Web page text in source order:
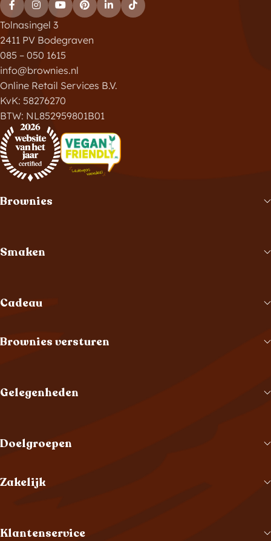
Tolnasingel 3
2411 PV Bodegraven
085 – 050 1615
info@brownies.nl
Online Retail Services B.V.
KvK: 58276270
BTW: NL852959801B01
Brownies
Smaken
Cadeau
Brownies versturen
Gelegenheden
Doelgroepen
Zakelijk
Klantenservice